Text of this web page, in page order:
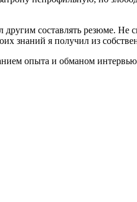
составлять резюме.
знаний я получил из
опыта и обманом